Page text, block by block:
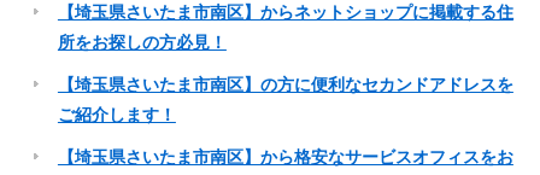
【埼玉県さいたま市南区】からネットショップに掲載する住
所をお探しの方必見！
【埼玉県さいたま市南区】の方に便利なセカンドアドレスを
ご紹介します！
【埼玉県さいたま市南区】から格安なサービスオフィスをお